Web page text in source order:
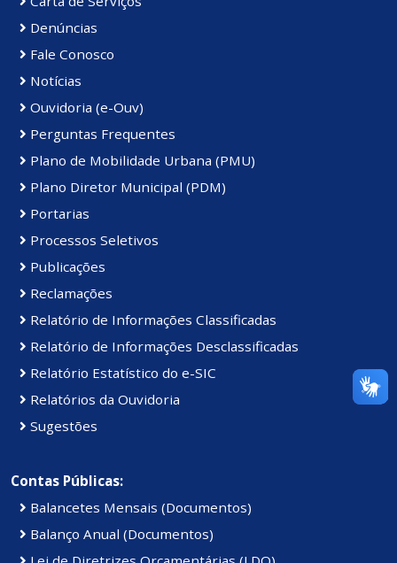
Denúncias
Fale Conosco
Notícias
Ouvidoria (e-Ouv)
Perguntas Frequentes
Plano de Mobilidade Urbana (PMU)
Plano Diretor Municipal (PDM)
Portarias
Processos Seletivos
Publicações
Reclamações
Relatório de Informações Classificadas
Relatório de Informações Desclassificadas
Relatório Estatístico do e-SIC
Relatórios da Ouvidoria
Sugestões
Contas Públicas:
Balancetes Mensais (Documentos)
Balanço Anual (Documentos)